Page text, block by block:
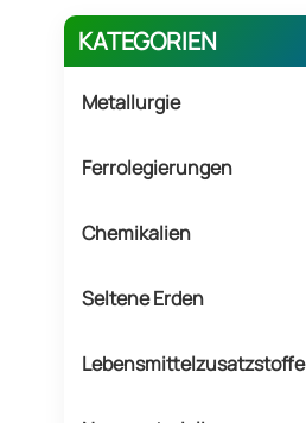
KATEGORIEN
Metallurgie
Ferrolegierungen
Chemikalien
Seltene Erden
Lebensmittelzusatzstoffe